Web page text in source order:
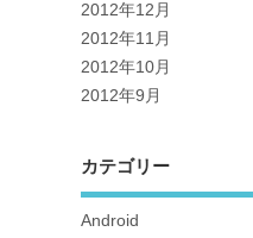
2012年12月
2012年11月
2012年10月
2012年9月
カテゴリー
Android